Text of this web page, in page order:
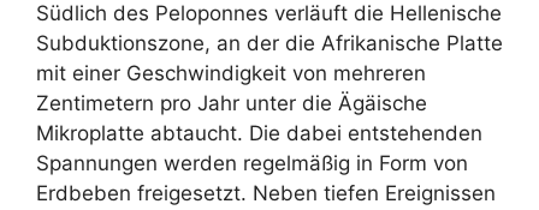
Südlich des Peloponnes verläuft die Hellenische
Subduktionszone, an der die Afrikanische Platte
mit einer Geschwindigkeit von mehreren
Zentimetern pro Jahr unter die Ägäische
Mikroplatte abtaucht. Die dabei entstehenden
Spannungen werden regelmäßig in Form von
Erdbeben freigesetzt. Neben tiefen Ereignissen